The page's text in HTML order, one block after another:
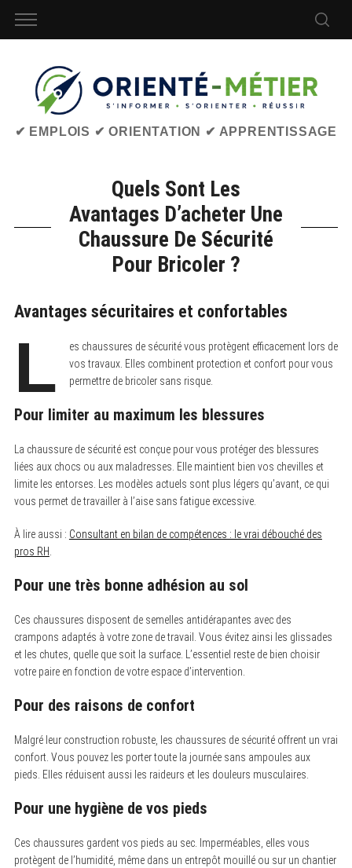
✔ EMPLOIS ✔ ORIENTATION ✔ APPRENTISSAGE
Quels Sont Les
Avantages D’acheter Une
Chaussure De Sécurité
Pour Bricoler ?
Avantages sécuritaires et confortables
L
es chaussures de sécurité vous protègent efficacement lors de
vos travaux. Elles combinent protection et confort pour vous
permettre de bricoler sans risque.
Pour limiter au maximum les blessures
La chaussure de sécurité est conçue pour vous protéger des blessures
liées aux chocs ou aux maladresses. Elle maintient bien vos chevilles et
limite les entorses. Les modèles actuels sont plus légers qu’avant, ce qui
vous permet de travailler à l’aise sans fatigue excessive.
À lire aussi : Consultant en bilan de compétences : le vrai débouché des
pros RH
Pour une très bonne adhésion au sol
Ces chaussures disposent de semelles antidérapantes avec des
crampons adaptés à votre zone de travail. Vous évitez ainsi les glissades
et les chutes, quelle que soit la surface. L’essentiel reste de bien choisir
votre paire en fonction de votre espace d’intervention.
Pour des raisons de confort
Malgré leur construction robuste, les chaussures de sécurité offrent un vrai
confort. Vous pouvez les porter toute la journée sans ampoules aux
pieds. Elles réduisent aussi les raideurs et les douleurs musculaires.
Pour une hygiène de vos pieds
Ces chaussures gardent vos pieds au sec. Imperméables, elles vous
protègent de l’humidité, même dans un entrepôt mouillé ou sur un chantier